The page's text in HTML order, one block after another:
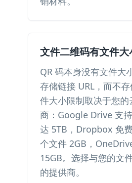
文件二维码有文件大
QR 码本身没有文件大
存储链接 URL，而不
件大小限制取决于您
商：Google Drive 支
达 5TB，Dropbox 免
个文件 2GB，
15GB。选择与您的文
的提供商。